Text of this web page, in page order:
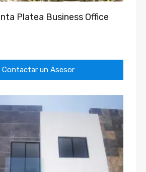
Platea Business Office
Contactar un Asesor